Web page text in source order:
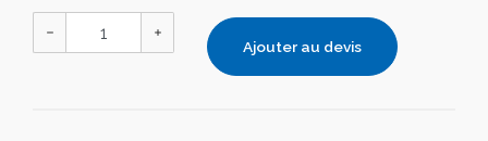
Ajouter au devis